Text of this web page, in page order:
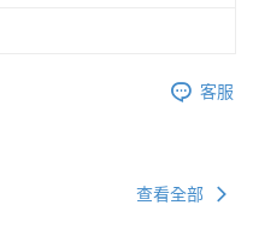
使用額度並採取法律行動。
客服
查看全部